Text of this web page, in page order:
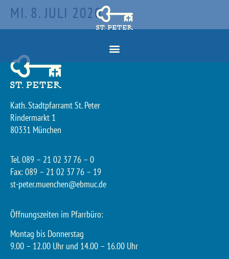
MI. 8. JULI 2020
Kath. Stadtpfarramt St. Peter
Rindermarkt 1
80331 München
Tel. 089 – 21 02 37 76 – 0
Fax: 089 – 21 02 37 76 – 19
st-peter.muenchen@ebmuc.de
Öffnungszeiten im Pfarrbüro:
Montag bis Donnerstag
9.00 – 12.00 Uhr und 14.00 – 16.00 Uhr